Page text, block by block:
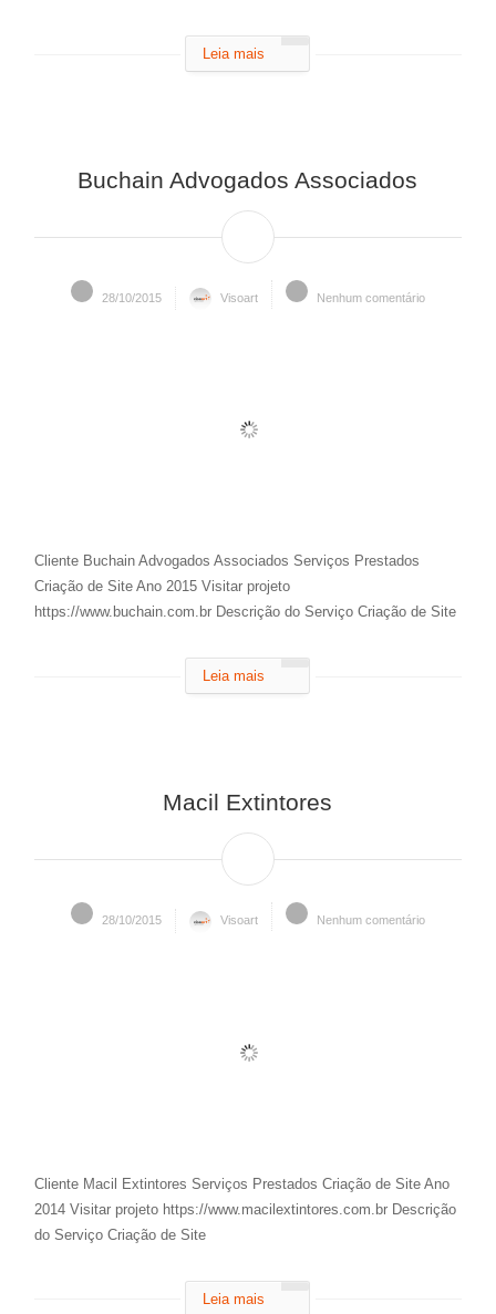
Leia mais
Buchain Advogados Associados
28/10/2015 Visoart Nenhum comentário
Cliente Buchain Advogados Associados Serviços Prestados
Criação de Site Ano 2015 Visitar projeto
https://www.buchain.com.br Descrição do Serviço Criação de Site
Leia mais
Macil Extintores
28/10/2015 Visoart Nenhum comentário
Cliente Macil Extintores Serviços Prestados Criação de Site Ano
2014 Visitar projeto https://www.macilextintores.com.br Descrição
do Serviço Criação de Site
Leia mais